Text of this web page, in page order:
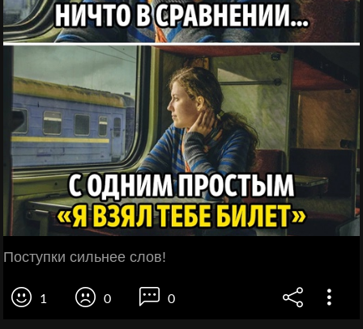
Поступки сильнее слов!
1 0 0